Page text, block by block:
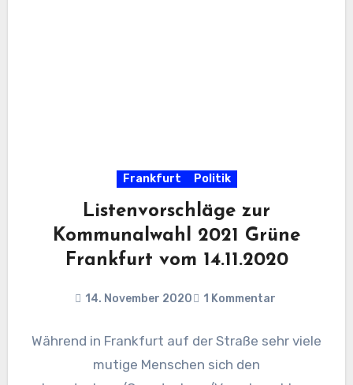
Frankfurt Politik
Listenvorschläge zur
Kommunalwahl 2021 Grüne
Frankfurt vom 14.11.2020
14. November 2020 1 Kommentar
Während in Frankfurt auf der Straße sehr viele
mutige Menschen sich den